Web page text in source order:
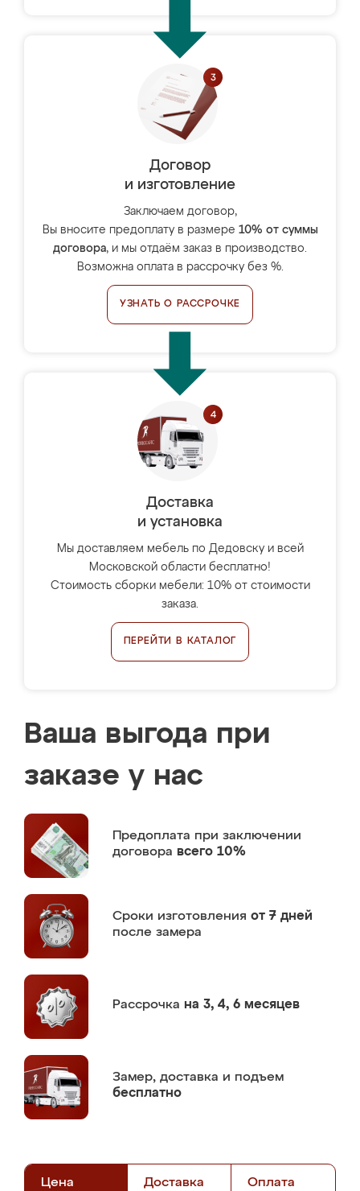
Договор
и изготовление
Заключаем договор,
Вы вносите предоплату в размере 10% от суммы
договора, и мы отдаём заказ в производство.
Возможна оплата в рассрочку без %.
УЗНАТЬ О РАССРОЧКЕ
Доставка
и установка
Мы доставляем мебель по Дедовску и всей
Московской области бесплатно!
Стоимость сборки мебели: 10% от стоимости
заказа.
ПЕРЕЙТИ В КАТАЛОГ
Ваша выгода при
заказе у нас
Предоплата при заключении
договора всего 10%
Сроки изготовления от 7 дней
после замера
Рассрочка на 3, 4, 6 месяцев
Замер, доставка и подъем
бесплатно
Цена Доставка Оплата